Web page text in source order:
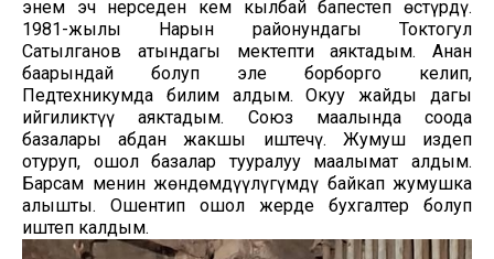
энем эч нерседен кем кылбай бапестеп өстүрдү.
1981-жылы Нарын районундагы Токтогул
Сатылганов атындагы мектепти аяктадым. Анан
баарындай болуп эле борборго келип,
Педтехникумда билим алдым. Окуу жайды дагы
ийгиликтүү аяктадым. Союз маалында соода
базалары абдан жакшы иштечү. Жумуш издеп
отуруп, ошол базалар тууралуу маалымат алдым.
Барсам менин жөндөмдүүлүгүмдү байкап жумушка
алышты. Ошентип ошол жерде бухгалтер болуп
иштеп калдым.